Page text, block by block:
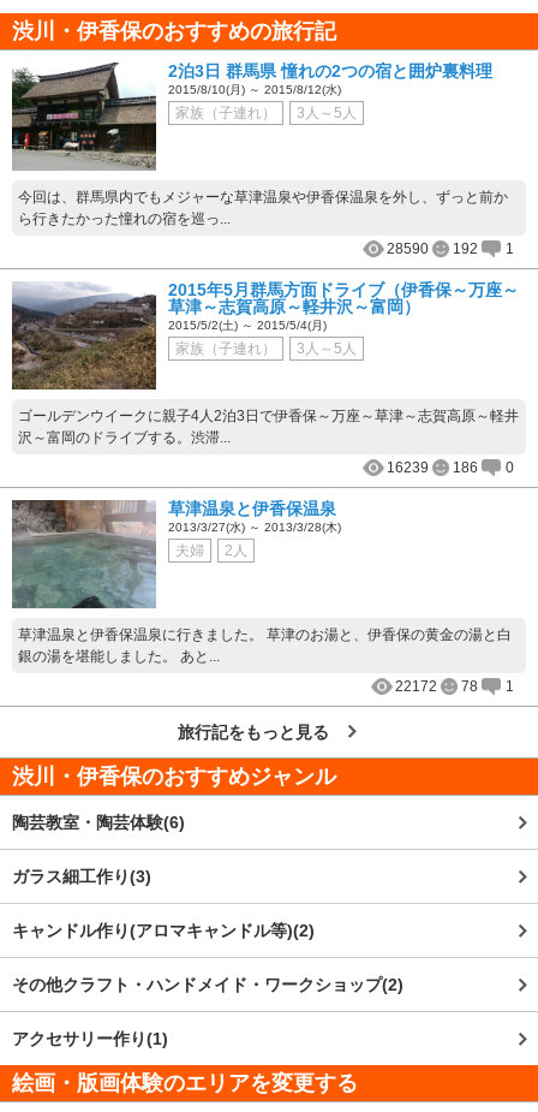
渋川・伊香保のおすすめの旅行記
2泊3日 群馬県 憧れの2つの宿と囲炉裏料理
2015/8/10(月) ～ 2015/8/12(水)
家族（子連れ） 3人～5人
今回は、群馬県内でもメジャーな草津温泉や伊香保温泉を外し、ずっと前か
ら行きたかった憧れの宿を巡っ...
28590
192 1
2015年5月群馬方面ドライブ（伊香保～万座～
草津～志賀高原～軽井沢～富岡）
2015/5/2(土) ～ 2015/5/4(月)
家族（子連れ） 3人～5人
ゴールデンウイークに親子4人2泊3日で伊香保～万座～草津～志賀高原～軽井
沢～富岡のドライブする。渋滞...
16239
186 0
草津温泉と伊香保温泉
2013/3/27(水) ～ 2013/3/28(木)
夫婦 2人
草津温泉と伊香保温泉に行きました。 草津のお湯と、伊香保の黄金の湯と白
銀の湯を堪能しました。 あと...
22172
78 1
旅行記をもっと見る
渋川・伊香保のおすすめジャンル
陶芸教室・陶芸体験(6)
ガラス細工作り(3)
キャンドル作り(アロマキャンドル等)(2)
その他クラフト・ハンドメイド・ワークショップ(2)
アクセサリー作り(1)
絵画・版画体験のエリアを変更する